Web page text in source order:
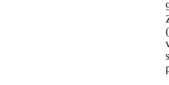
(